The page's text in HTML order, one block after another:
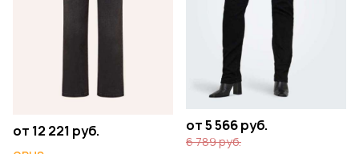
от 12 221 руб. от 5 566 руб.
6 789 руб.